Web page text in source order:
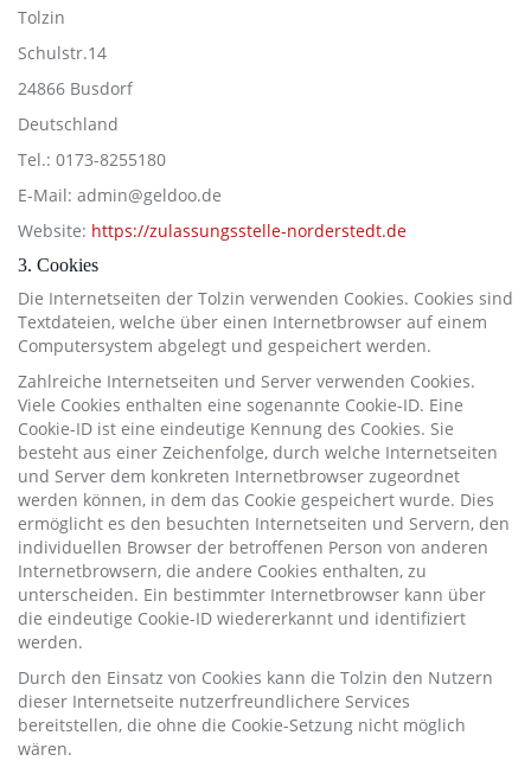
Tolzin
Schulstr.14
24866 Busdorf
Deutschland
Tel.: 0173-8255180
E-Mail: admin@geldoo.de
Website: https://zulassungsstelle-norderstedt.de
3. Cookies
Die Internetseiten der Tolzin verwenden Cookies. Cookies sind
Textdateien, welche über einen Internetbrowser auf einem
Computersystem abgelegt und gespeichert werden.
Zahlreiche Internetseiten und Server verwenden Cookies.
Viele Cookies enthalten eine sogenannte Cookie-ID. Eine
Cookie-ID ist eine eindeutige Kennung des Cookies. Sie
besteht aus einer Zeichenfolge, durch welche Internetseiten
und Server dem konkreten Internetbrowser zugeordnet
werden können, in dem das Cookie gespeichert wurde. Dies
ermöglicht es den besuchten Internetseiten und Servern, den
individuellen Browser der betroffenen Person von anderen
Internetbrowsern, die andere Cookies enthalten, zu
unterscheiden. Ein bestimmter Internetbrowser kann über
die eindeutige Cookie-ID wiedererkannt und identifiziert
werden.
Durch den Einsatz von Cookies kann die Tolzin den Nutzern
dieser Internetseite nutzerfreundlichere Services
bereitstellen, die ohne die Cookie-Setzung nicht möglich
wären.